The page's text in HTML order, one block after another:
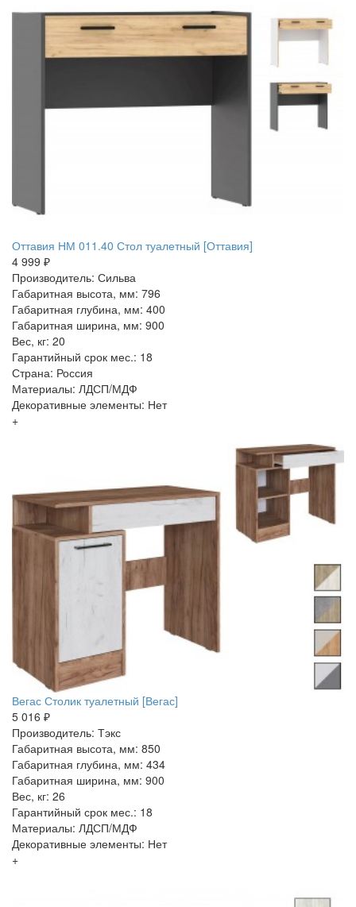
Оттавия НМ 011.40 Стол туалетный [Оттавия]
4 999 ₽
Производитель: Сильва
Габаритная высота, мм: 796
Габаритная глубина, мм: 400
Габаритная ширина, мм: 900
Вес, кг: 20
Гарантийный срок мес.: 18
Страна: Россия
Материалы: ЛДСП/МДФ
Декоративные элементы: Нет
+
Вегас Столик туалетный [Вегас]
5 016 ₽
Производитель: Тэкс
Габаритная высота, мм: 850
Габаритная глубина, мм: 434
Габаритная ширина, мм: 900
Вес, кг: 26
Гарантийный срок мес.: 18
Материалы: ЛДСП/МДФ
Декоративные элементы: Нет
+